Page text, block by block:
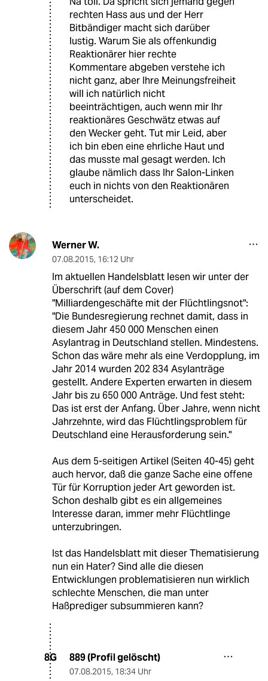
rechten Hass aus und der Herr
Bitbändiger macht sich darüber
lustig. Warum Sie als offenkundig
Reaktionärer hier rechte
Kommentare abgeben verstehe ich
nicht ganz, aber Ihre Meinungsfreiheit
will ich natürlich nicht
beeinträchtigen, auch wenn mir Ihr
reaktionäres Geschwätz etwas auf
den Wecker geht. Tut mir Leid, aber
ich bin eben eine ehrliche Haut und
das musste mal gesagt werden. Ich
glaube nämlich dass Ihr Salon-Linken
euch in nichts von den Reaktionären
unterscheidet.
Werner W.
07.08.2015, 16:12 Uhr
Im aktuellen Handelsblatt lesen wir unter der
Überschrift (auf dem Cover)
"Milliardengeschäfte mit der Flüchtlingsnot":
"Die Bundesregierung rechnet damit, dass in
diesem Jahr 450 000 Menschen einen
Asylantrag in Deutschland stellen. Mindestens.
Schon das wäre mehr als eine Verdopplung, im
Jahr 2014 wurden 202 834 Asylanträge
gestellt. Andere Experten erwarten in diesem
Jahr bis zu 650 000 Anträge. Und fest steht:
Das ist erst der Anfang. Über Jahre, wenn nicht
Jahrzehnte, wird das Flüchtlingsproblem für
Deutschland eine Herausforderung sein."
Aus dem 5-seitigen Artikel (Seiten 40-45) geht
auch hervor, daß die ganze Sache eine offene
Tür für Korruption jeder Art geworden ist.
Schon deshalb gibt es ein allgemeines
Interesse daran, immer mehr Flüchtlinge
unterzubringen.
Ist das Handelsblatt mit dieser Thematisierung
nun ein Hater? Sind alle die diesen
Entwicklungen problematisieren nun wirklich
schlechte Menschen, die man unter
Haßprediger subsummieren kann?
8G 889 (Profil gelöscht)
07.08.2015, 18:34 Uhr